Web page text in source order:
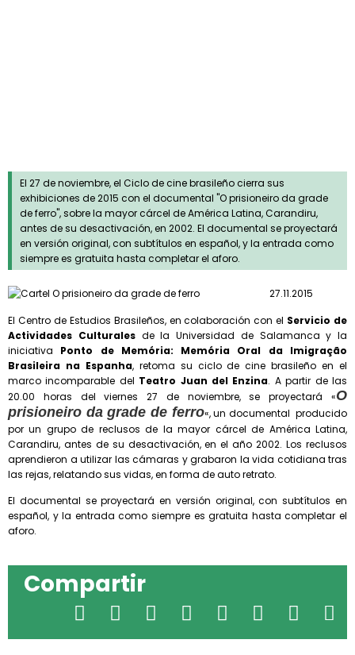
El 27 de noviembre, el Ciclo de cine brasileño cierra sus
exhibiciones de 2015 con el documental "O prisioneiro da grade
de ferro", sobre la mayor cárcel de América Latina, Carandiru,
antes de su desactivación, en 2002. El documental se proyectará
en versión original, con subtítulos en español, y la entrada como
siempre es gratuita hasta completar el aforo.
27.11.2015
El Centro de Estudios Brasileños, en colaboración con el Servicio de
Actividades Culturales de la Universidad de Salamanca y la
iniciativa Ponto de Memória: Memória Oral da Imigração
Brasileira na Espanha, retoma su ciclo de cine brasileño en el
marco incomparable del Teatro Juan del Enzina. A partir de las
20.00 horas del viernes 27 de noviembre, se proyectará «O
prisioneiro da grade de ferro«, un documental producido
por un grupo de reclusos de la mayor cárcel de América Latina,
Carandiru, antes de su desactivación, en el año 2002. Los reclusos
aprendieron a utilizar las cámaras y grabaron la vida cotidiana tras
las rejas, relatando sus vidas, en forma de auto retrato.
El documental se proyectará en versión original, con subtítulos en
español, y la entrada como siempre es gratuita hasta completar el
aforo.
Compartir